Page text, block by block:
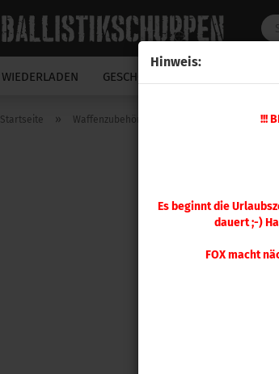
Hinweis:
!!!
Es beginnt die
dauert ;-)
FOX macht
WIEDERLADEN GESCHOSSE
Startseite » Waffenzubehör A-ZOOM Pufferpatronen